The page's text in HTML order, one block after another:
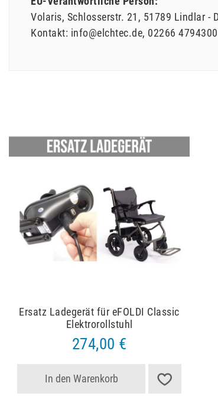
Volaris Schlosserstr. 21 51789 Lindlar
Kontakt: info@elchtec.de 02266 4794300
Ersatz Ladegerät für eFOLDI Classic
Elektrorollstuhl
274,00 €
In den Warenkorb